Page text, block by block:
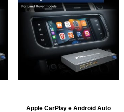
Apple CarPlay e Android Auto